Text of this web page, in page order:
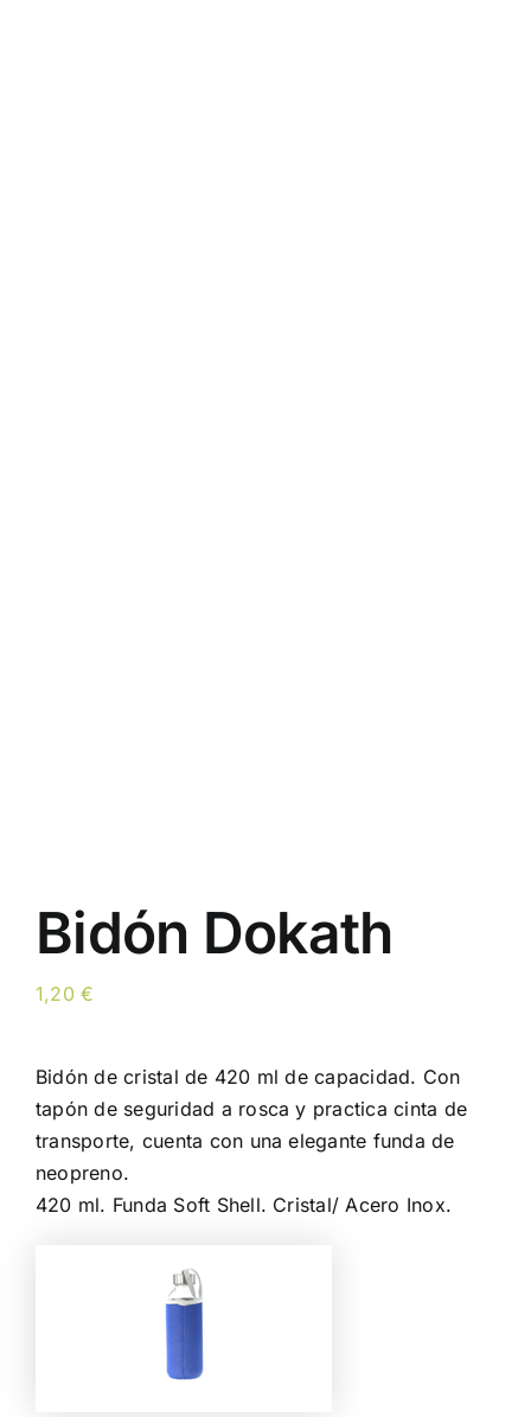
Bidón Dokath
1,20€
Bidón de cristal de 420 ml de capacidad. Con
tapón de seguridad a rosca y practica cinta de
transporte, cuenta con una elegante funda de
neopreno.
420 ml. Funda Soft Shell. Cristal/ Acero Inox.